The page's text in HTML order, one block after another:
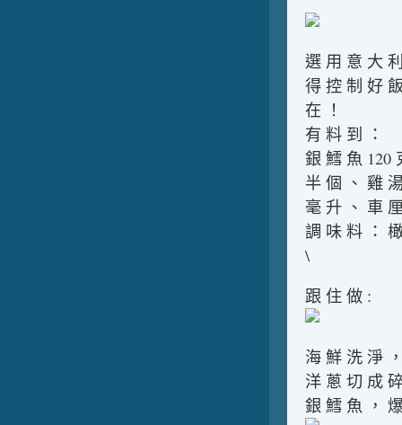
選 用 意 大
得 控 制 好
在 ！
有 料 到 ：
銀 鱈 魚 120
半 個 、 雞
毫 升 、 車
調 味 料 ：
\
跟 住 做 :
海 鮮 洗 淨
洋 蔥 切 成
銀 鱈 魚 ，